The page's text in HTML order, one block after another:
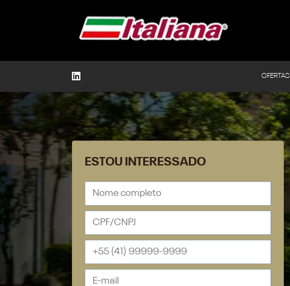
OFERTAS
ESTOU INTERESSADO